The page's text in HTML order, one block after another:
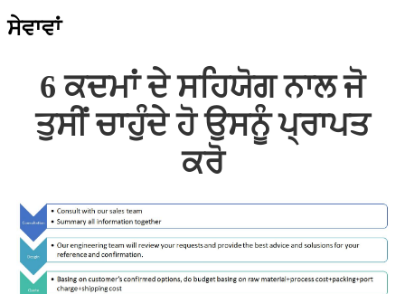
ਸੇਵਾਵਾਂ
6 ਕਦਮਾਂ ਦੇ ਸਹਿਯੋਗ ਨਾਲ ਜੋ
ਤੁਸੀਂ ਚਾਹੁੰਦੇ ਹੋ ਉਸਨੂੰ ਪ੍ਰਾਪਤ
ਕਰੋ